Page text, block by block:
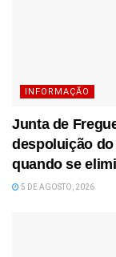
INFORMAÇÃO
Junta de
despoluição
quando se
5 DE AGOSTO, 2026